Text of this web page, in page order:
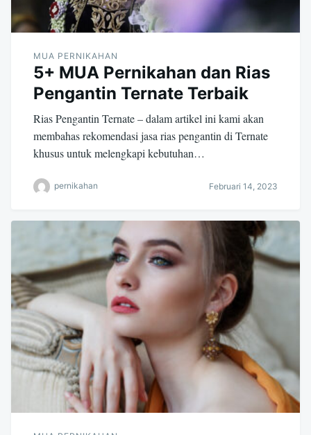
MUA PERNIKAHAN
5+ MUA Pernikahan dan Rias
Pengantin Ternate Terbaik
Rias Pengantin Ternate – dalam artikel ini kami akan
membahas rekomendasi jasa rias pengantin di Ternate
khusus untuk melengkapi kebutuhan…
pernikahan Februari 14, 2023